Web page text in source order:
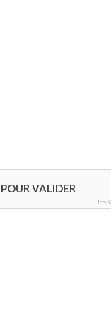
VALIDER